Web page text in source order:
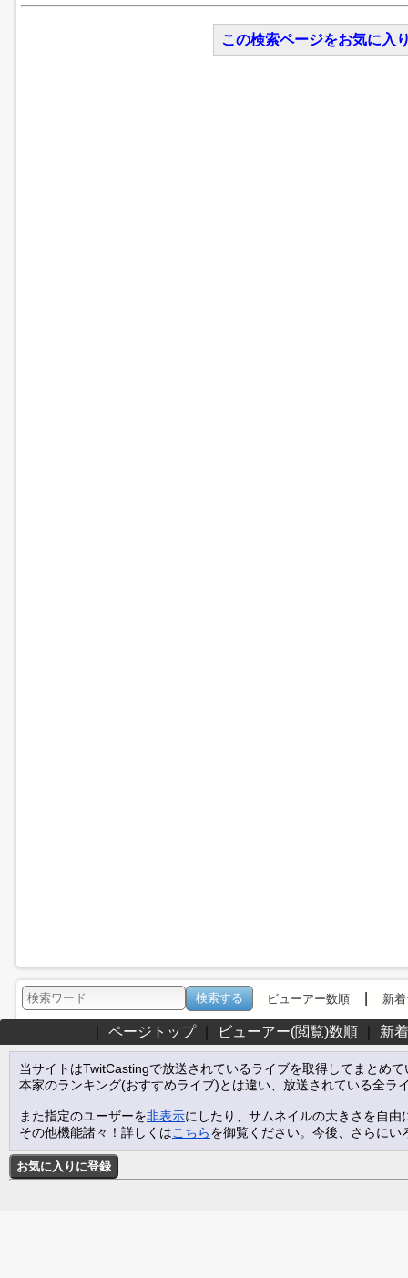
この検索ページをお気に入
ビューアー数順| 新
ページトップ｜ ビューアー(閲覧)数順｜ 新
当サイトはTwitCastingで放送されているライブを取得してまとめ
本家のランキング(おすすめライブ)とは違い、放送されている全ラ
また指定のユーザーを非表示にしたり、サムネイルの大きさを自
その他機能諸々！詳しくはこちらを御覧ください。今後、さらに